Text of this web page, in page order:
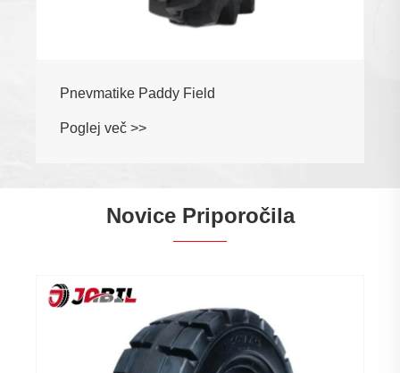
Pnevmatike Paddy Field
Poglej več >>
Novice Priporočila